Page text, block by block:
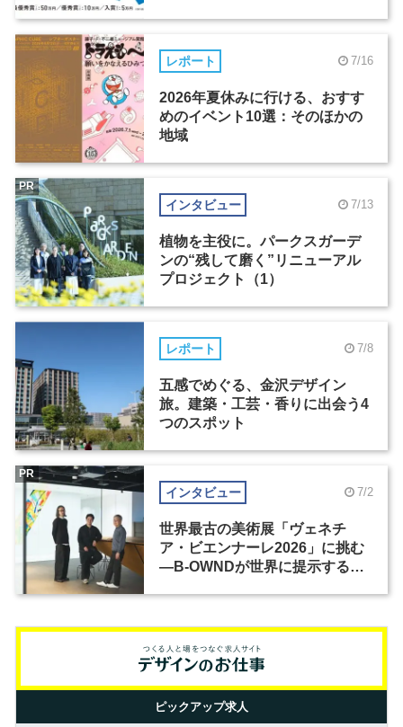
レポート 7/16
2026年夏休みに行ける、おすす
めのイベント10選：そのほかの
地域
インタビュー 7/13
植物を主役に。パークスガーデ
ンの“残して磨く”リニューアル
プロジェクト（1）
PR
レポート 7/8
五感でめぐる、金沢デザイン
旅。建築・工芸・香りに出会う4
つのスポット
インタビュー 7/2
世界最古の美術展「ヴェネチ
ア・ビエンナーレ2026」に挑む
―B-OWNDが世界に提示する美
PR
ピックアップ求人